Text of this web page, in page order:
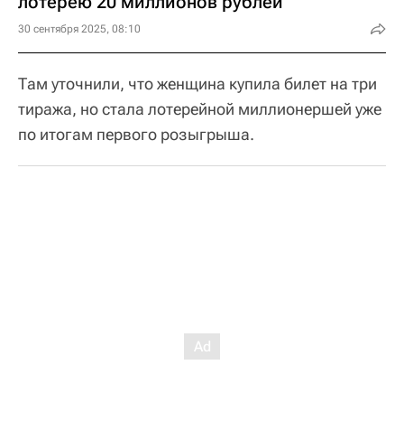
30 сентября 2025, 08:10
Там уточнили, что женщина купила билет на три
тиража, но стала лотерейной миллионершей уже
по итогам первого розыгрыша.